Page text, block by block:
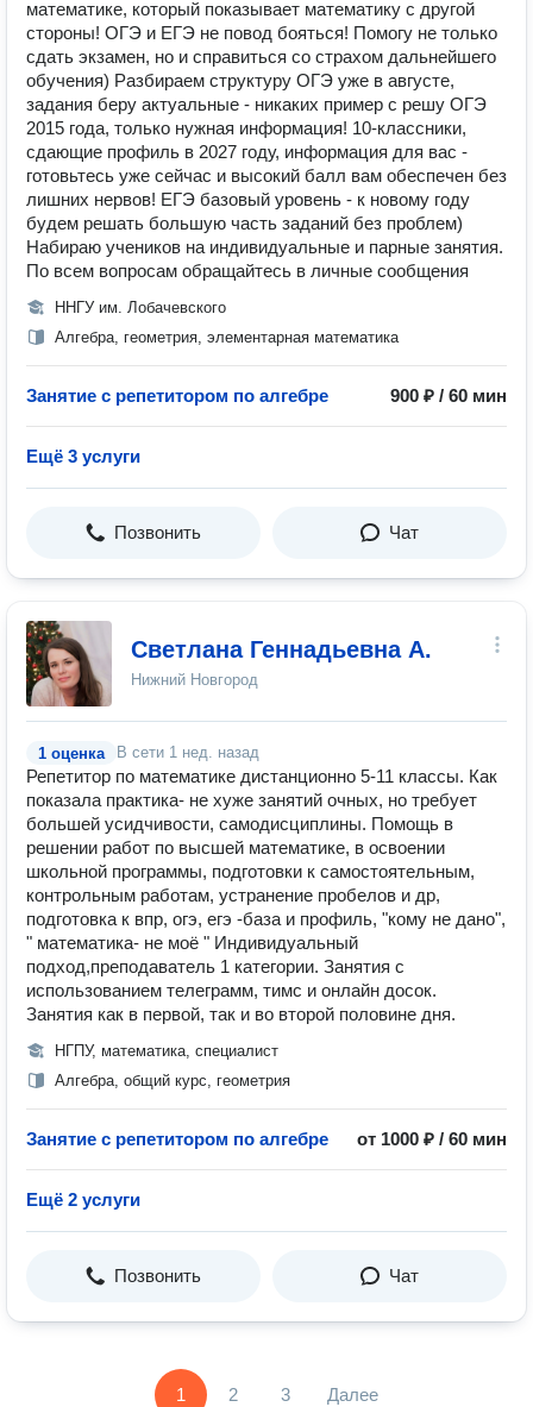
математике, который показывает математику с другой
стороны! ОГЭ и ЕГЭ не повод бояться! Помогу не только
сдать экзамен, но и справиться со страхом дальнейшего
обучения) Разбираем структуру ОГЭ уже в августе,
задания беру актуальные - никаких пример с решу ОГЭ
2015 года, только нужная информация! 10-классники,
сдающие профиль в 2027 году, информация для вас -
готовьтесь уже сейчас и высокий балл вам обеспечен без
лишних нервов! ЕГЭ базовый уровень - к новому году
будем решать большую часть заданий без проблем)
Набираю учеников на индивидуальные и парные занятия.
По всем вопросам обращайтесь в личные сообщения
ННГУ им. Лобачевского
Алгебра, геометрия, элементарная математика
Занятие с репетитором по алгебре 900 ₽ / 60 мин
Ещё 3 услуги
Позвонить Чат
Светлана Геннадьевна А.
Нижний Новгород
1 оценка В сети 1 нед. назад
Репетитор по математике дистанционно 5-11 классы. Как
показала практика- не хуже занятий очных, но требует
большей усидчивости, самодисциплины. Помощь в
решении работ по высшей математике, в освоении
школьной программы, подготовки к самостоятельным,
контрольным работам, устранение пробелов и др,
подготовка к впр, огэ, егэ -база и профиль, "кому не дано",
" математика- не моё " Индивидуальный
подход,преподаватель 1 категории. Занятия с
использованием телеграмм, тимс и онлайн досок.
Занятия как в первой, так и во второй половине дня.
НГПУ, математика, специалист
Алгебра, общий курс, геометрия
Занятие с репетитором по алгебре от 1000 ₽ / 60 мин
Ещё 2 услуги
Позвонить Чат
1 2 3 Далее